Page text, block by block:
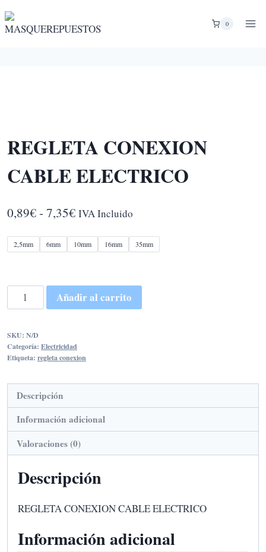
al
0
REGLETA CONEXION
CABLE ELECTRICO
0,89€- 7,35€Rango
de
precios:
0,89€
hasta
IVA Incluido
2,5mm 6mm 10mm 16mm 35mm
REGLETA
CONEXION
ELECTRICO
cantidad
Añadir al carrito
SKU: N/D
Categoría: Electricidad
Etiqueta: regleta conexion
Descripción
Información adicional
Valoraciones (0)
Descripción
REGLETA CONEXION CABLE ELECTRICO
Información adicional